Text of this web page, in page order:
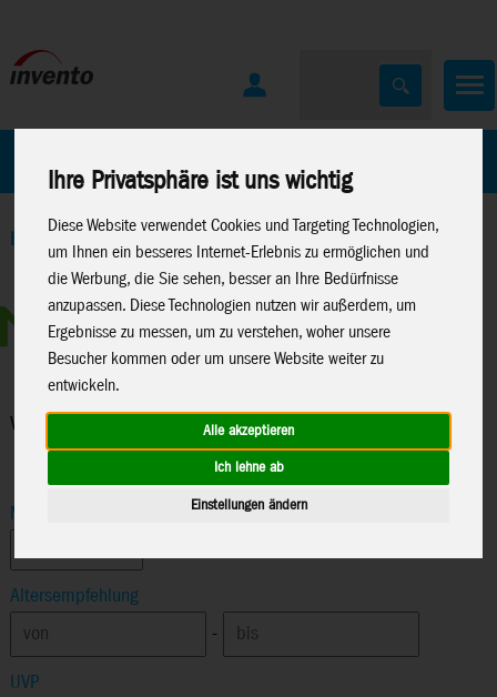
Ihre Privatsphäre ist uns wichtig
Diese Website verwendet Cookies und Targeting Technologien,
um Ihnen ein besseres Internet-Erlebnis zu ermöglichen und
die Werbung, die Sie sehen, besser an Ihre Bedürfnisse
anzupassen. Diese Technologien nutzen wir außerdem, um
Ergebnisse zu messen, um zu verstehen, woher unsere
Besucher kommen oder um unsere Website weiter zu
entwickeln.
Alle akzeptieren
Ich lehne ab
Einstellungen ändern
Home Spielwaren Konstruktion> Metal Earth >
Verschiedenes
Verschiedenes
Marke
Altersempfehlung
-
UVP